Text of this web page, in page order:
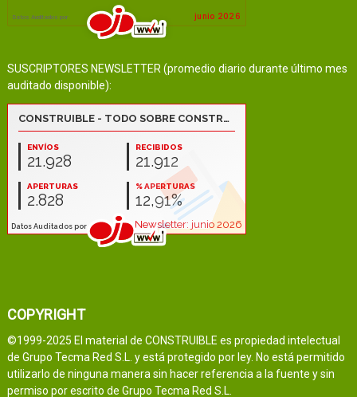
SUSCRIPTORES NEWSLETTER (promedio diario durante último mes
auditado disponible):
COPYRIGHT
©1999-2025 El material de CONSTRUIBLE es propiedad intelectual
de Grupo Tecma Red S.L. y está protegido por ley. No está permitido
utilizarlo de ninguna manera sin hacer referencia a la fuente y sin
permiso por escrito de Grupo Tecma Red S.L.